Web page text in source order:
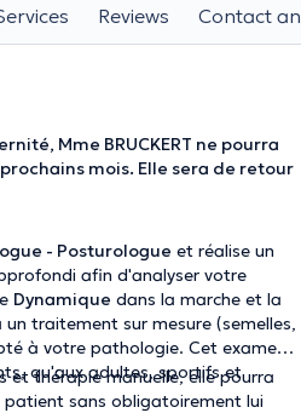
Reviews Contact
Mme BRUCKERT ne pourra
mois. Elle sera de retour
- Posturologue et réalise un
afin d'analyser votre
Dynamique dans la marche et la
traitement sur mesure (semelles,
à votre pathologie. Cet examen
qu'aux adultes, sportifs et
et thérapie manuelle, elle pourra
sans obligatoirement lui